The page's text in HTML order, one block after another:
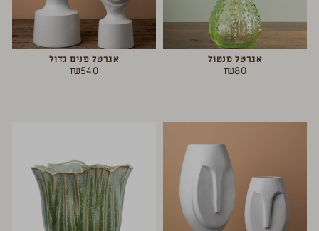
אגרטל מנטול
₪80
אגרטל פנים גדול
₪540